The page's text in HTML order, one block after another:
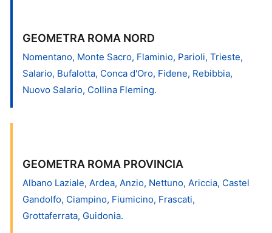
GEOMETRA ROMA NORD
Nomentano, Monte Sacro, Flaminio, Parioli, Trieste,
Salario, Bufalotta, Conca d'Oro, Fidene, Rebibbia,
Nuovo Salario, Collina Fleming.
GEOMETRA ROMA PROVINCIA
Albano Laziale, Ardea, Anzio, Nettuno, Ariccia, Castel
Gandolfo, Ciampino, Fiumicino, Frascati,
Grottaferrata, Guidonia.